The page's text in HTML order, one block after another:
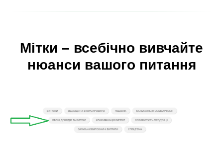
Мітки – всебічно вивчайте
нюанси вашого питання